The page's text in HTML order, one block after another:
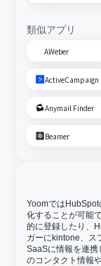
類似アプリ
AWeber
ActiveCampaign
Anymail Finder
Beamer
Yoomでは
化することが可能
的に登録したり、
ガーにkintone、ス
SaaSに情報を連
のコンタクト情報